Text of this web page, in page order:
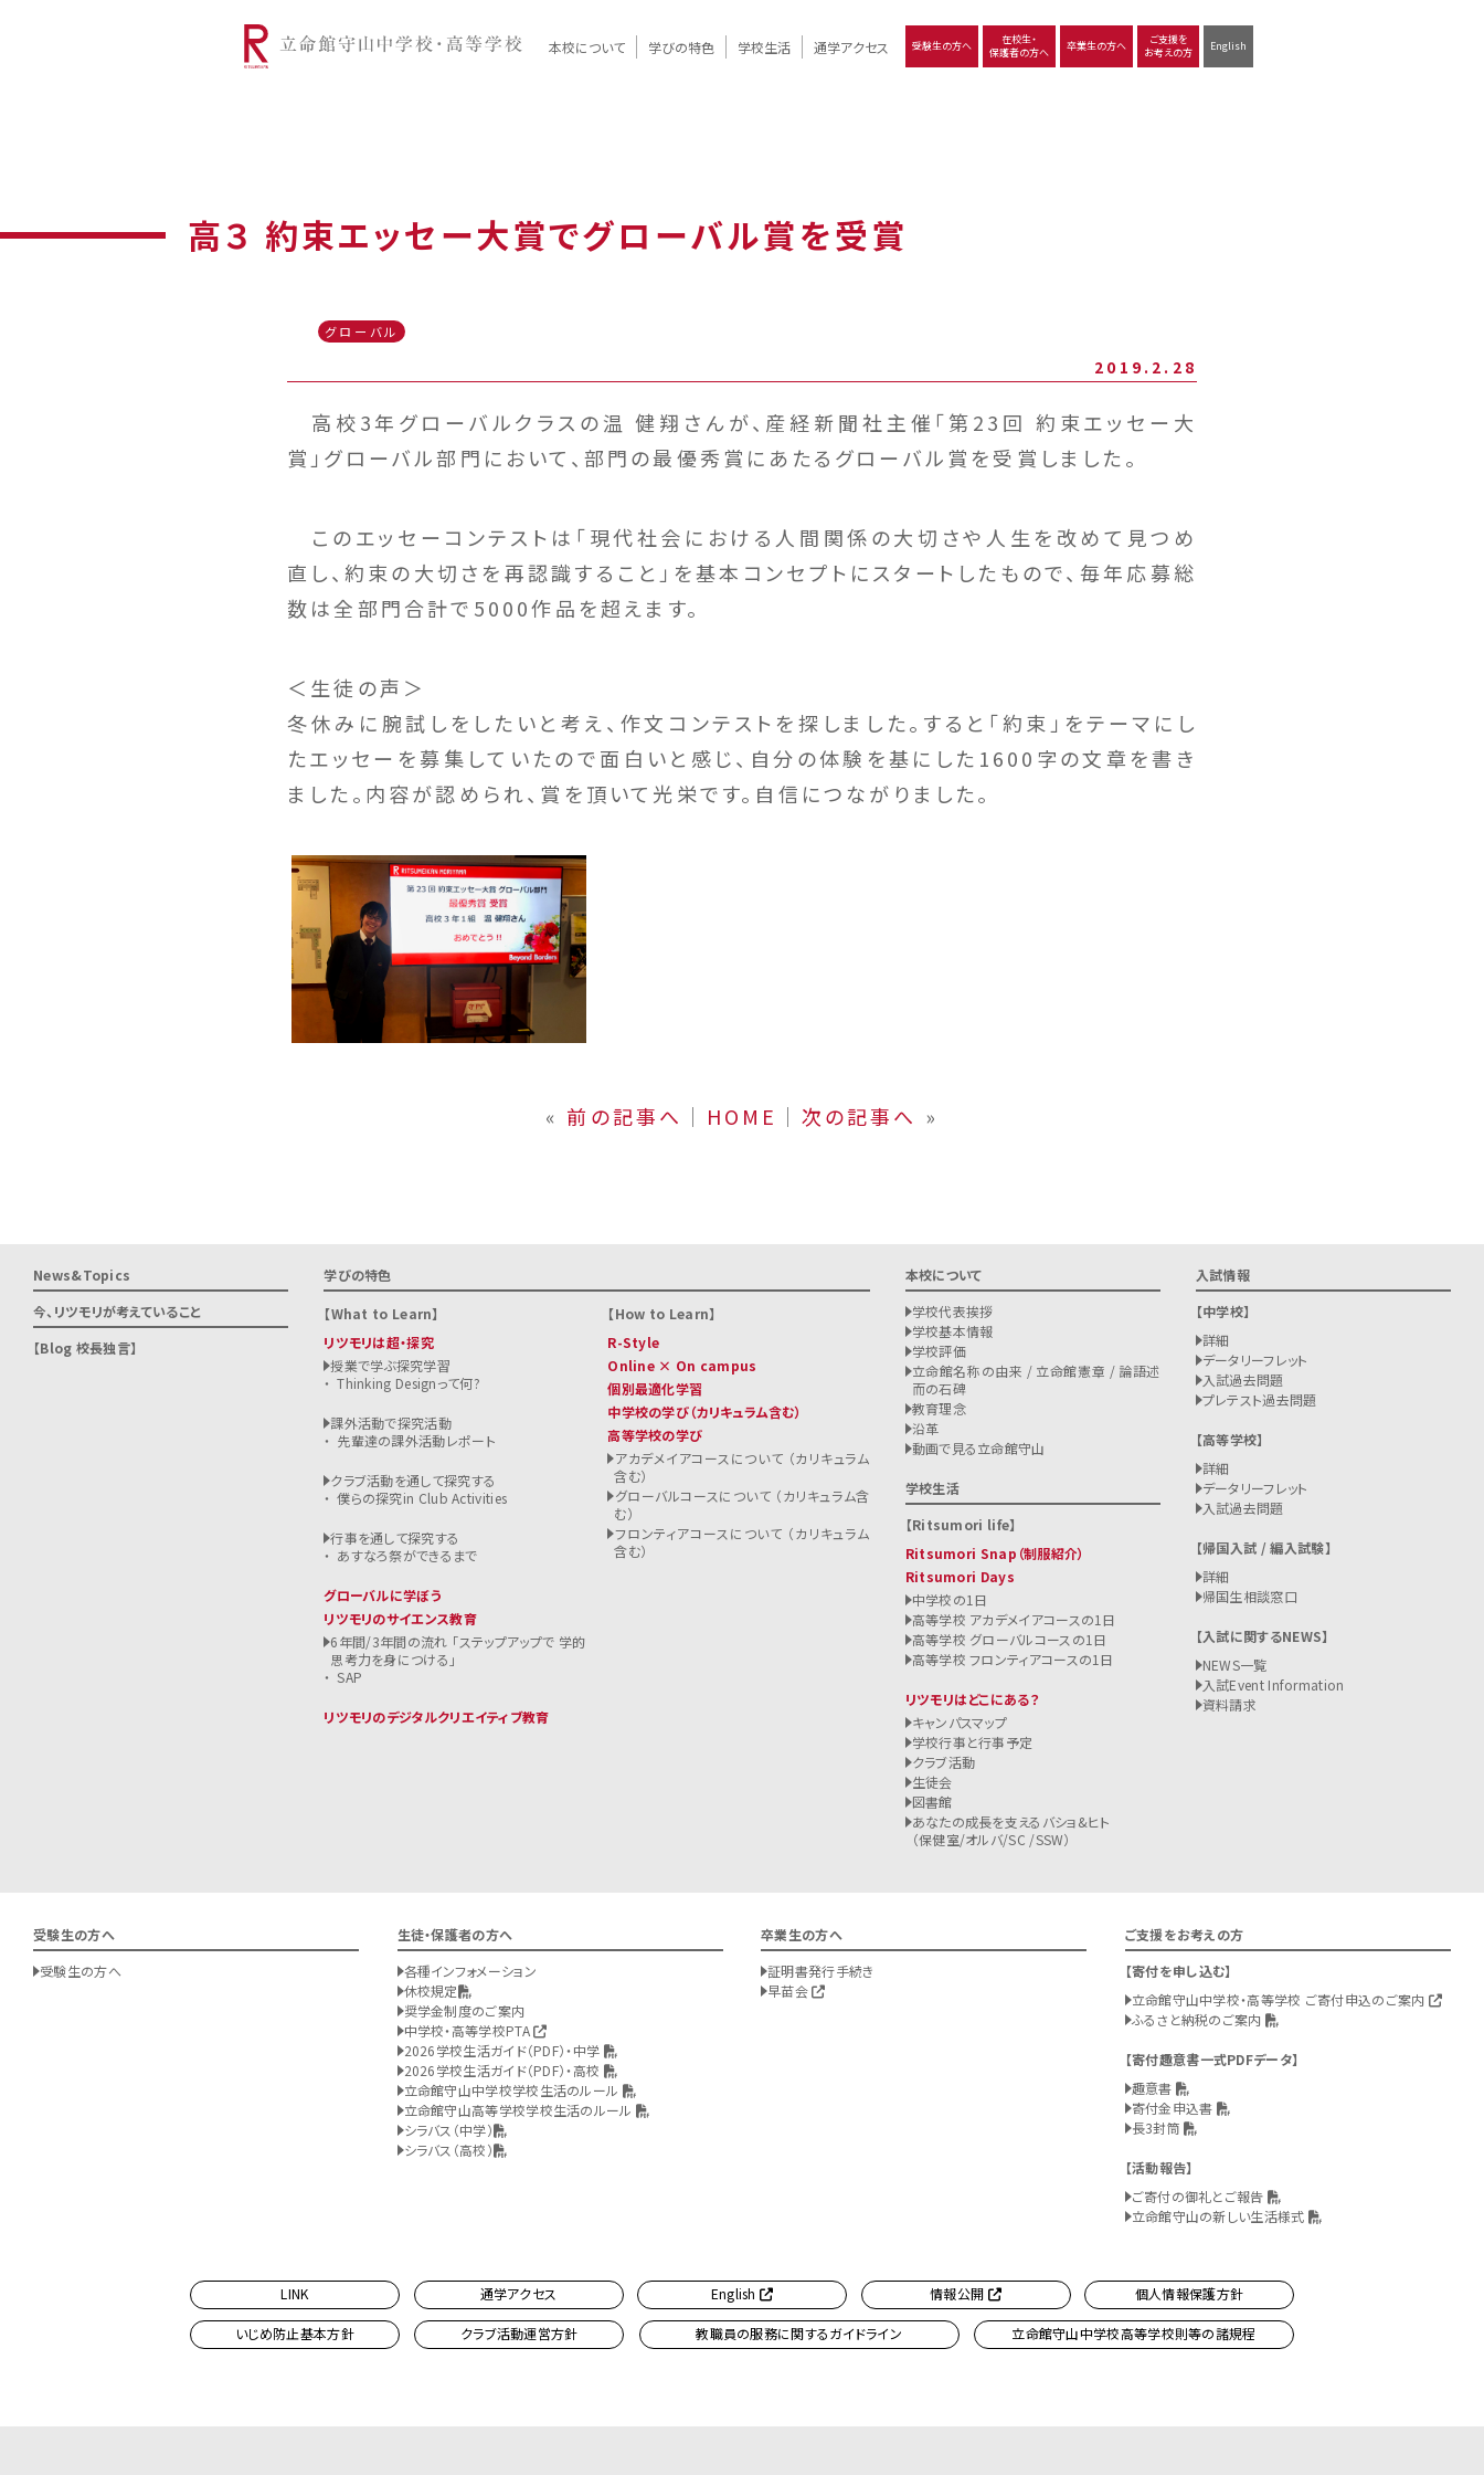
本校について 学びの特色 学校生活 通学アクセス 受験生の方へ
在校生・
保護者の方へ
卒業生の方へ
ご支援を
お考えの方
English
高３ 約束エッセー大賞でグローバル賞を受賞
グローバル
2019.2.28
高校3年グローバルクラスの温 健翔さんが、産経新聞社主催「第23回 約束エッセー大
賞」グローバル部門において、部門の最優秀賞にあたるグローバル賞を受賞しました。
このエッセーコンテストは「現代社会における人間関係の大切さや人生を改めて見つめ
直し、約束の大切さを再認識すること」を基本コンセプトにスタートしたもので、毎年応募総
数は全部門合計で5000作品を超えます。
＜生徒の声＞
冬休みに腕試しをしたいと考え、作文コンテストを探しました。すると「約束」をテーマにし
たエッセーを募集していたので面白いと感じ、自分の体験を基にした1600字の文章を書き
ました。内容が認められ、賞を頂いて光栄です。自信につながりました。
« 前の記事へ │ HOME │ 次の記事へ »
News&Topics
今、リツモリが考えていること
Blog 校長独言
学びの特色
What to Learn
リツモリは超・探究
授業で学ぶ探究学習
Thinking Designって何?
課外活動で探究活動
先輩達の課外活動レポート
クラブ活動を通して探究する
僕らの探究in Club Activities
行事を通して探究する
あすなろ祭ができるまで
グローバルに学ぼう
リツモリのサイエンス教育
6年間/3年間の流れ 「ステップアップで 学的
思考力を身につける」
SAP
リツモリのデジタルクリエイティブ教育
How to Learn
R-Style
Online × On campus
個別最適化学習
中学校の学び（カリキュラム含む）
高等学校の学び
アカデメイアコースについて （カリキュラム
含む）
グローバルコースについて （カリキュラム含
む）
フロンティアコースについて （カリキュラム
含む）
本校について
学校代表挨拶
学校基本情報
学校評価
立命館名称の由来 / 立命館憲章 / 論語述
而の石碑
教育理念
沿革
動画で見る立命館守山
学校生活
Ritsumori life
Ritsumori Snap（制服紹介）
Ritsumori Days
中学校の1日
高等学校 アカデメイアコースの1日
高等学校 グローバルコースの1日
高等学校 フロンティアコースの1日
リツモリはどこにある？
キャンパスマップ
学校行事と行事予定
クラブ活動
生徒会
図書館
あなたの成長を支えるバショ&ヒト
（保健室/オルバ/SC /SSW）
入試情報
中学校
詳細
データリーフレット
入試過去問題
プレテスト過去問題
高等学校
詳細
データリーフレット
入試過去問題
帰国入試 / 編入試験
詳細
帰国生相談窓口
入試に関するNEWS
NEWS一覧
入試Event Information
資料請求
受験生の方へ
受験生の方へ
生徒・保護者の方へ
各種インフォメーション
休校規定
奨学金制度のご案内
中学校・高等学校PTA
2026学校生活ガイド（PDF）・中学
2026学校生活ガイド（PDF）・高校
立命館守山中学校学校生活のルール
立命館守山高等学校学校生活のルール
シラバス（中学）
シラバス（高校）
卒業生の方へ
証明書発行手続き
早苗会
ご支援をお考えの方
寄付を申し込む
立命館守山中学校・高等学校 ご寄付申込のご案内
ふるさと納税のご案内
寄付趣意書一式PDFデータ
趣意書
寄付金申込書
長3封筒
活動報告
ご寄付の御礼とご報告
立命館守山の新しい生活様式
LINK 通学アクセス English 情報公開 個人情報保護方針
いじめ防止基本方針 クラブ活動運営方針 教職員の服務に関するガイドライン 立命館守山中学校高等学校則等の諸規程